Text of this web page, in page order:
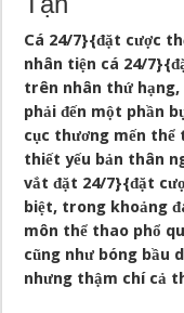
Cá 24/7}{đặt cược
nhân tiện cá 24/
trên nhân thứ hạng,
phải đến một phần
cục thương mến thể
thiết yếu bản thân
vắt đặt 24/7}{đặt
biệt, trong khoảng
môn thể thao phổ
cũng như bóng bầu
nhưng thậm chí cả